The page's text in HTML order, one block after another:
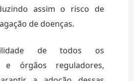
assim o risco de
de doenças.
de todos os
e órgãos reguladores,